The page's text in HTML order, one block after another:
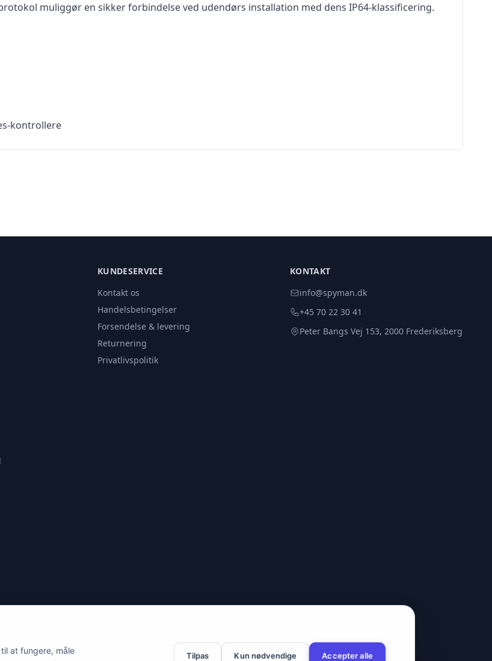
muliggør en sikker forbindelse ved udendørs installation med dens IP64-klassificering.
kontrollere
KUNDESERVICE
Kontakt os
Handelsbetingelser
Forsendelse & levering
Returnering
Privatlivspolitik
KONTAKT
info@spyman.dk
+45 70 22 30 41
Peter Bangs Vej 153, 2000 Frederiksberg
at fungere, måle
Tilpas Kun nødvendige Accepter alle